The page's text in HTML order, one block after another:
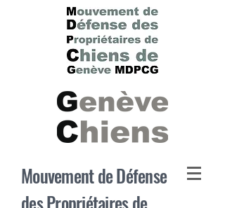
Mouvement de Défense
des Propriétaires de